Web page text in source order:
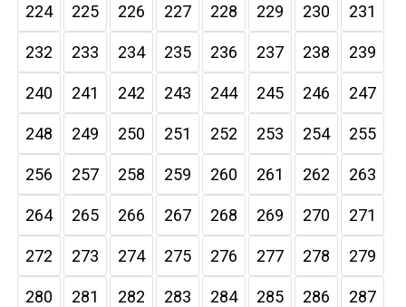
224 225 226 227 228 229 230 231
232 233 234 235 236 237 238 239
240 241 242 243 244 245 246 247
248 249 250 251 252 253 254 255
256 257 258 259 260 261 262 263
264 265 266 267 268 269 270 271
272 273 274 275 276 277 278 279
280 281 282 283 284 285 286 287